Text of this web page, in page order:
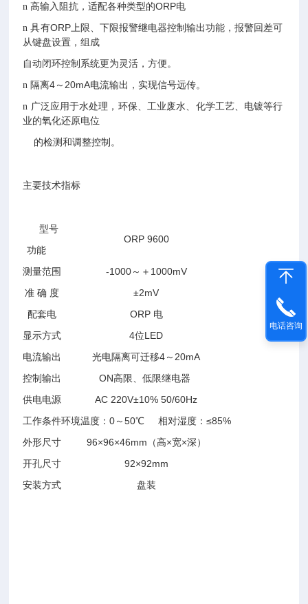
n高输入阻抗，适配各种类型的ORP电
n具有ORP上限、下限报警继电器控制输出功能，报警回差可
从键盘设置，组成
自动闭环控制系统更为灵活，方便。
n 隔离4～ 20mA电流输出，实现信号远传。
n 广泛应用于水处理，环保、工业废水、 化学工艺、电镀等行
业的氧化还原电位
的检测和调整控制。
主要技术指标
型号
功能
ORP 9600
测量范围 -1000～＋ 1000mV
准 确 度
±2mV
配套电
ORP 电
显示方式
4位L ED
电流输出
光电隔离可迁移4～ 20mA
控制输出
ON高限、低限继电器
供电电源
AC 220V±10% 50/60Hz
工作条件环境温度：0～50℃
相对湿度：≤85%
外形尺寸
96×96×46mm（高×宽×深）
开孔尺寸
92×92mm
安装方式
盘装
电话咨询